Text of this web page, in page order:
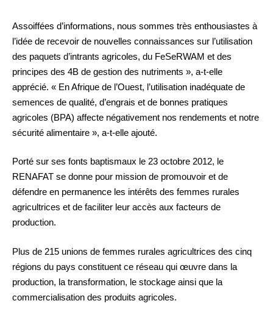
Assoiffées d’informations, nous sommes très enthousiastes à
l’idée de recevoir de nouvelles connaissances sur l’utilisation
des paquets d’intrants agricoles, du FeSeRWAM et des
principes des 4B de gestion des nutriments », a-t-elle
apprécié. « En Afrique de l’Ouest, l’utilisation inadéquate de
semences de qualité, d’engrais et de bonnes pratiques
agricoles (BPA) affecte négativement nos rendements et notre
sécurité alimentaire », a-t-elle ajouté.
Porté sur ses fonts baptismaux le 23 octobre 2012, le
RENAFAT se donne pour mission de promouvoir et de
défendre en permanence les intérêts des femmes rurales
agricultrices et de faciliter leur accès aux facteurs de
production.
Plus de 215 unions de femmes rurales agricultrices des cinq
régions du pays constituent ce réseau qui œuvre dans la
production, la transformation, le stockage ainsi que la
commercialisation des produits agricoles.